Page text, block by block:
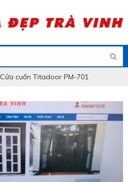
Cửa cuốn Titadoor PM-701